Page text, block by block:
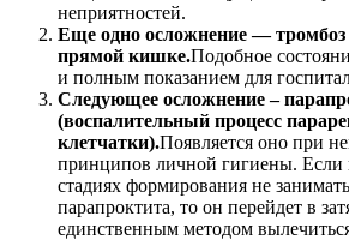
неприятностей.
Еще одно осложнение — тромбоз
прямой кишке.Подобное
и полным показанием для
Следующее осложнение –
(воспалительный процесс
клетчатки).Появляется оно при
принципов личной гигиены. Если
стадиях формирования не
парапроктита, то он перейдет в
единственным методом